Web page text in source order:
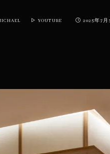
YOUTUBE 2025年7月